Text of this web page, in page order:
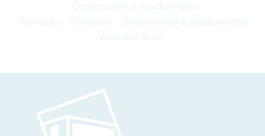
Construction à ossature bois
Tenneville
Overzicht
Construction à ossature bois
Vaux-sur-Sûre